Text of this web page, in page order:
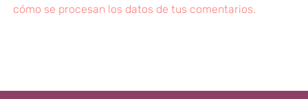
cómo se procesan los datos de tus comentarios.